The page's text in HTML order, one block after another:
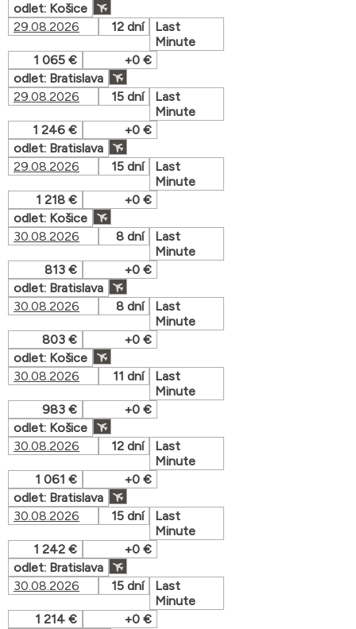
odlet: Košice
29.08.2026
12 dní
Last
Minute
1 065 €
+0 €
odlet: Bratislava
29.08.2026
15 dní
Last
Minute
1 246 €
+0 €
odlet: Bratislava
29.08.2026
15 dní
Last
Minute
1 218 €
+0 €
odlet: Košice
30.08.2026
8 dní
Last
Minute
813 €
+0 €
odlet: Bratislava
30.08.2026
8 dní
Last
Minute
803 €
+0 €
odlet: Košice
30.08.2026
11 dní
Last
Minute
983 €
+0 €
odlet: Košice
30.08.2026
12 dní
Last
Minute
1 061 €
+0 €
odlet: Bratislava
30.08.2026
15 dní
Last
Minute
1 242 €
+0 €
odlet: Bratislava
30.08.2026
15 dní
Last
Minute
1 214 €
+0 €